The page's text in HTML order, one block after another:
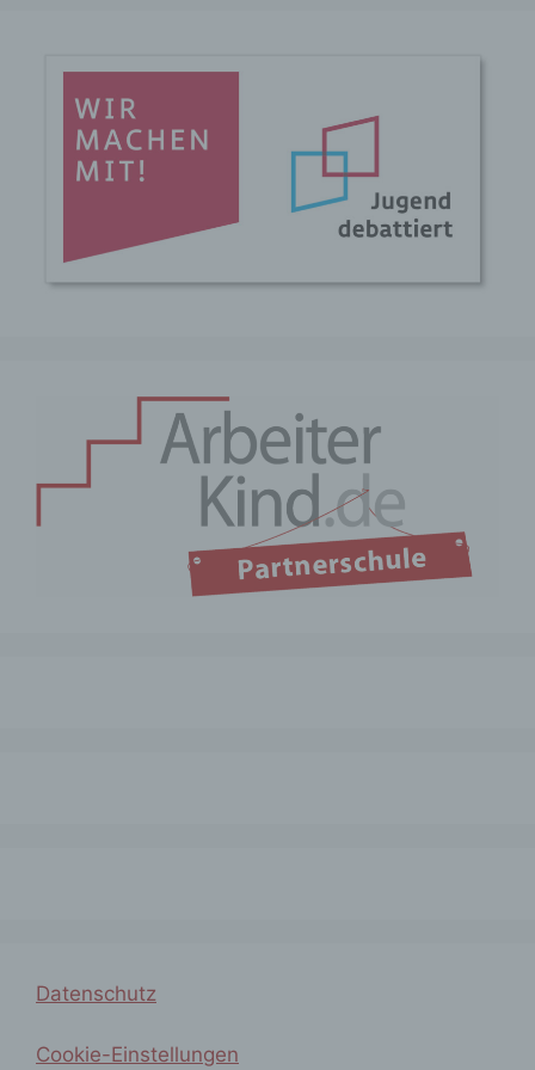
Datenschutz
Cookie-Einstellungen
b) betroffene Person
Betroffene Person ist jede identifizierte
oder identifizierbare natürliche Person,
deren personenbezogene Daten von dem
für die Verarbeitung Verantwortlichen
Verarbeitung ist jeder mit oder ohne Hilfe
automatisierter Verfahren ausgeführte
Vorgang oder jede solche Vorgangsreihe
im Zusammenhang mit
personenbezogenen Daten wie das
Erheben, das Erfassen, die Organisation,
das Ordnen, die Speicherung, die
Anpassung oder Veränderung, das
Auslesen, das Abfragen, die
einzuschränken.
e) Profiling